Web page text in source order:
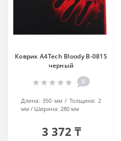
Коврик A4Tech Bloody B-081S
черный
0
Длина: 350 мм Толщина: 2
мм
Ширина: 280 мм
3 372 ₸